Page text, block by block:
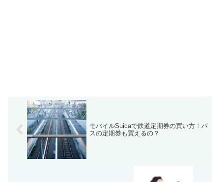
モバイルSuicaで鉄道定期券の買い方！バ
スの定期券も買えるの？